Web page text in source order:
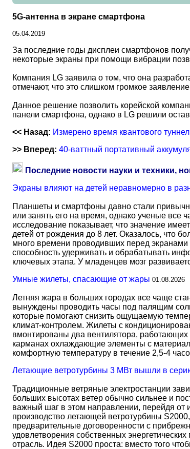
5G-антенна в экране смартфона
05.04.2019
За последние годы дисплеи смартфонов
некоторые экраны при помощи вибрации
Компания LG заявила о том, что она
отмечают, что это слишком громкое
Данное решение позволить корейской
панели смартфона, однако в LG решили
<< Назад: Измерено время квантового
>> Вперед: 40-ваттный портативный
Последние новости науки и техники,
Экраны влияют на детей неравномерно в
Планшеты и смартфоны давно стали
или занять его на время, однако ученые все
исследование показывает, что значение
детей от рождения до 8 лет. Оказалось, что
много времени проводивших перед экранами
способность удерживать и обрабатывать
ключевых этапа. У младенцев мозг
Умные жилеты, спасающие от жары 01.08.2026
Летняя жара в больших городах все чаще
вынуждены проводить часы под палящим
которые помогают снизить ощущаемую
климат-контролем. Жилеты с
вмонтированы два вентилятора,
карманах охлаждающие элементы с
комфортную температуру в течение 2,5-4
Летающие ветротурбины 3 МВт вышли в
Традиционные ветряные электростанции
больших высотах ветер обычно сильнее и
важный шаг в этом направлении, перейдя от
производство летающей ветротурбины
предварительные договоренности с
удовлетворения собственных
отрасль. Идея S2000 проста: вместо того